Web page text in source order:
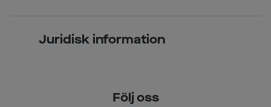
Kontaktlinser
Juridisk information
Följ oss